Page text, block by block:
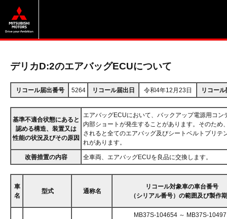
デリカD:2のエアバッグECUについて
リコール届出番号 5264 リコール届出日 令和4年12月23日 リコー
基準不適合状態にあると
認める構造、装置又は
性能の状況及びその原因
エアバッグECUにおいて、バックアップ電源用コン
内部ショートが発生することがあります。そのため
されると全てのエアバッグ及びシートベルトプリテ
れがあります。
改善措置の内容 全車両、エアバッグECUを良品に交換します。
車
名
型式 通称名
リコール対象車の車台番号
（シリアル番号）の範囲及び製作
MB37S-104654 ～ MB37S-